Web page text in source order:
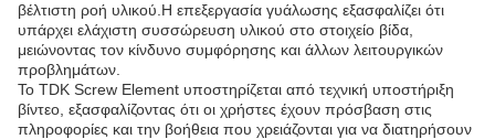
βέλτιστη ροή υλικού.Η επεξεργασία γυάλωσης εξασφαλίζει ότι
υπάρχει ελάχιστη συσσώρευση υλικού στο στοιχείο βίδα,
μειώνοντας τον κίνδυνο συμφόρησης και άλλων λειτουργικών
προβλημάτων.
Το TDK Screw Element υποστηρίζεται από τεχνική υποστήριξη
βίντεο, εξασφαλίζοντας ότι οι χρήστες έχουν πρόσβαση στις
πληροφορίες και την βοήθεια που χρειάζονται για να διατηρήσουν